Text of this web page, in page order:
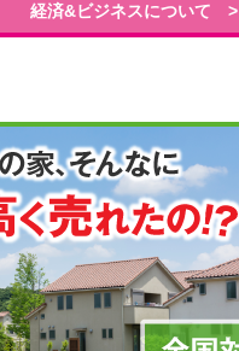
経済&ビジネスについて >